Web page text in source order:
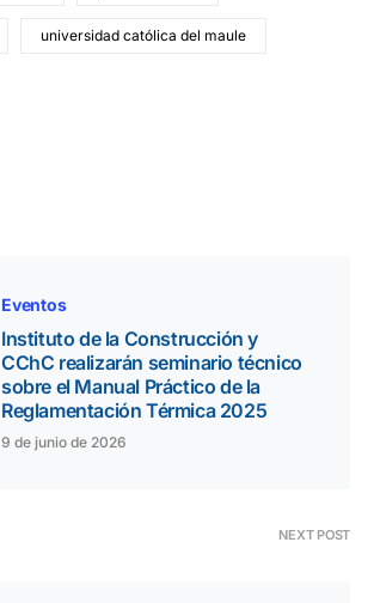
universidad católica del maule
Eventos
Instituto de la Construcción y
CChC realizarán seminario técnico
sobre el Manual Práctico de la
Reglamentación Térmica 2025
9 de junio de 2026
NEXT POST